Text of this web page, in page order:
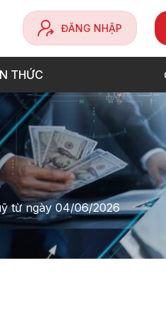
ĐĂNG NHẬP
THỨC
từ ngày 04/06/2026